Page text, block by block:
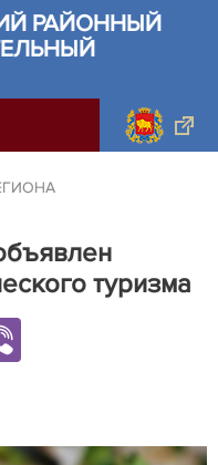
РАЙОННЫЙ
туризма